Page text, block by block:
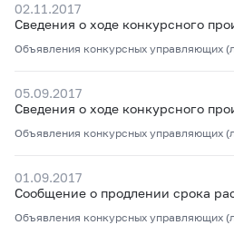
02.11.2017
Сведения о ходе конкурсного
Объявления конкурсных управляющих
05.09.2017
Сведения о ходе конкурсного
Объявления конкурсных управляющих
01.09.2017
Сообщение о продлении срока
Объявления конкурсных управляющих